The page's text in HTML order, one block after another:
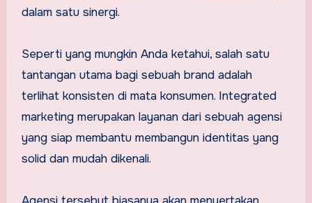
dalam satu sinergi.
Seperti yang mungkin Anda ketahui, salah satu
tantangan utama bagi sebuah brand adalah
terlihat konsisten di mata konsumen. Integrated
marketing merupakan layanan dari sebuah agensi
yang siap membantu membangun identitas yang
solid dan mudah dikenali.